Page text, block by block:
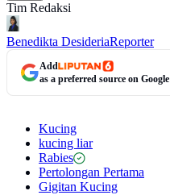
Tim Redaksi
Benedikta DesideriaReporter
Add
as a preferred source on Google
Kucing
kucing liar
Rabies
Pertolongan Pertama
Gigitan Kucing